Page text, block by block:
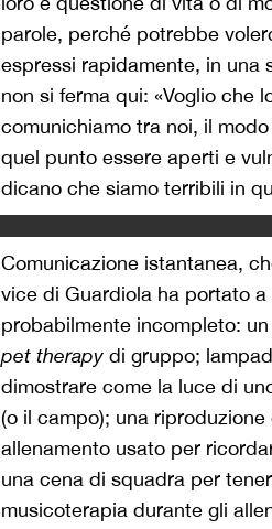
parole, perché potrebbe
espressi rapidamente, in una
non si ferma qui: «Voglio che
comunichiamo tra noi, il
quel punto essere aperti e
dicano che siamo terribili in
Comunicazione istantanea,
vice di Guardiola ha portato
probabilmente incompleto:
pet therapy di gruppo;
dimostrare come la luce di
(o il campo); una
allenamento usato per
una cena di squadra per
musicoterapia durante gli